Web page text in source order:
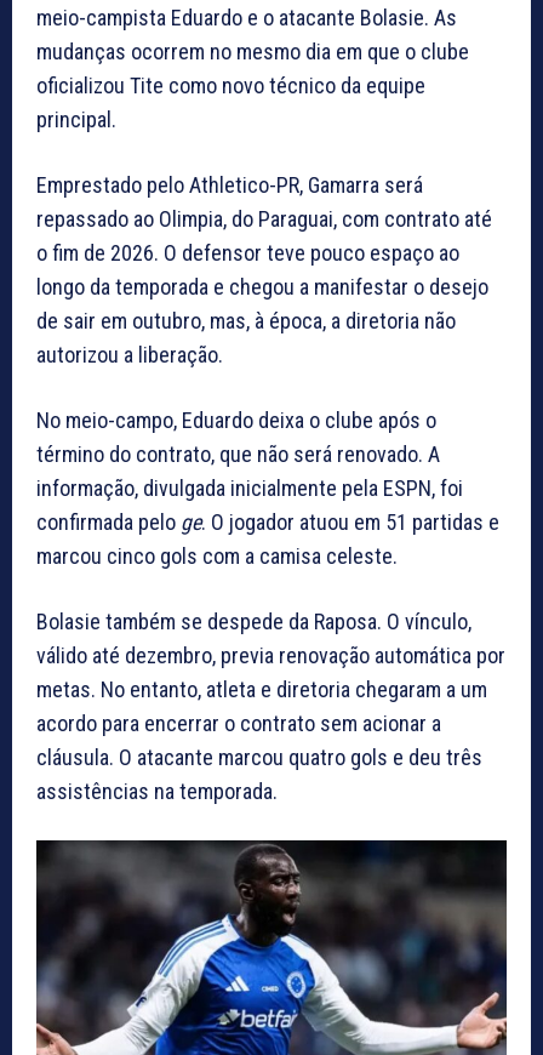
meio-campista Eduardo e o atacante Bolasie. As
mudanças ocorrem no mesmo dia em que o clube
oficializou Tite como novo técnico da equipe
principal.
Emprestado pelo Athletico-PR, Gamarra será
repassado ao Olimpia, do Paraguai, com contrato até
o fim de 2026. O defensor teve pouco espaço ao
longo da temporada e chegou a manifestar o desejo
de sair em outubro, mas, à época, a diretoria não
autorizou a liberação.
No meio-campo, Eduardo deixa o clube após o
término do contrato, que não será renovado. A
informação, divulgada inicialmente pela ESPN, foi
confirmada pelo ge. O jogador atuou em 51 partidas e
marcou cinco gols com a camisa celeste.
Bolasie também se despede da Raposa. O vínculo,
válido até dezembro, previa renovação automática por
metas. No entanto, atleta e diretoria chegaram a um
acordo para encerrar o contrato sem acionar a
cláusula. O atacante marcou quatro gols e deu três
assistências na temporada.